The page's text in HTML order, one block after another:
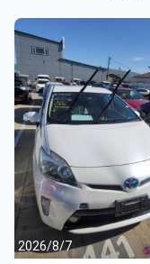
2026/8/7